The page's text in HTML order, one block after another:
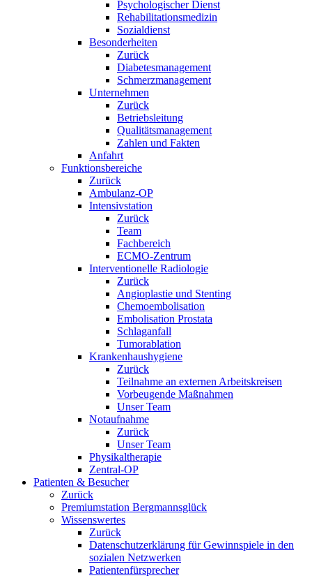
Psychologischer Dienst
Rehabilitationsmedizin
Sozialdienst
Besonderheiten
Zurück
Diabetesmanagement
Schmerzmanagement
Unternehmen
Zurück
Betriebsleitung
Qualitätsmanagement
Zahlen und Fakten
Anfahrt
Funktionsbereiche
Zurück
Ambulanz-OP
Intensivstation
Zurück
Team
Fachbereich
ECMO-Zentrum
Interventionelle Radiologie
Zurück
Angioplastie und Stenting
Chemoembolisation
Embolisation Prostata
Schlaganfall
Tumorablation
Krankenhaushygiene
Zurück
Teilnahme an externen Arbeitskreisen
Vorbeugende Maßnahmen
Unser Team
Notaufnahme
Zurück
Unser Team
Physikaltherapie
Zentral-OP
Patienten & Besucher
Zurück
Premiumstation Bergmannsglück
Wissenswertes
Zurück
Datenschutzerklärung für Gewinnspiele in den
sozialen Netzwerken
Patientenfürsprecher